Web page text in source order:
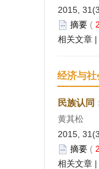
2015,
摘要 (
相关文章 |
经济与社
民族认同
黄其松
2015,
摘要 (
相关文章 |